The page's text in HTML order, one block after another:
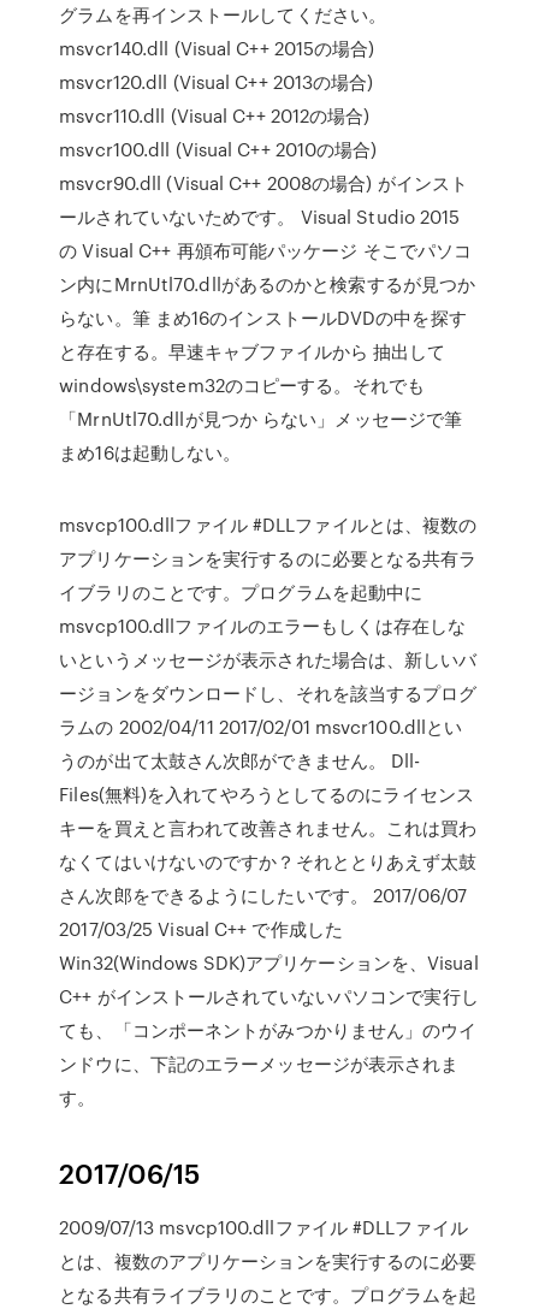
グラムを再インストールしてください。
msvcr140.dll (Visual C++ 2015の場合)
msvcr120.dll (Visual C++ 2013の場合)
msvcr110.dll (Visual C++ 2012の場合)
msvcr100.dll (Visual C++ 2010の場合)
msvcr90.dll (Visual C++ 2008の場合) がインスト
ールされていないためです。 Visual Studio 2015
の Visual C++ 再頒布可能パッケージ そこでパソコ
ン内にMrnUtl70.dllがあるのかと検索するが見つか
らない。筆 まめ16のインストールDVDの中を探す
と存在する。早速キャブファイルから 抽出して
windows\system32のコピーする。それでも
「MrnUtl70.dllが見つか らない」メッセージで筆
まめ16は起動しない。
msvcp100.dllファイル #DLLファイルとは、複数の
アプリケーションを実行するのに必要となる共有ラ
イブラリのことです。プログラムを起動中に
msvcp100.dllファイルのエラーもしくは存在しな
いというメッセージが表示された場合は、新しいバ
ージョンをダウンロードし、それを該当するプログ
ラムの 2002/04/11 2017/02/01 msvcr100.dllとい
うのが出て太鼓さん次郎ができません。 Dll-
Files(無料)を入れてやろうとしてるのにライセンス
キーを買えと言われて改善されません。これは買わ
なくてはいけないのですか？それととりあえず太鼓
さん次郎をできるようにしたいです。 2017/06/07
2017/03/25 Visual C++ で作成した
Win32(Windows SDK)アプリケーションを、Visual
C++ がインストールされていないパソコンで実行し
ても、「コンポーネントがみつかりません」のウイ
ンドウに、下記のエラーメッセージが表示されま
す。
2017/06/15
2009/07/13 msvcp100.dllファイル #DLLファイル
とは、複数のアプリケーションを実行するのに必要
となる共有ライブラリのことです。プログラムを起